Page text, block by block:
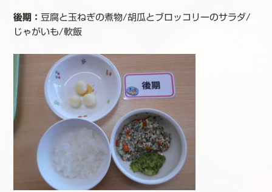
後期： 豆腐と玉ねぎの煮物/胡瓜とブロッコリーのサラダ/
じゃがいも/軟飯